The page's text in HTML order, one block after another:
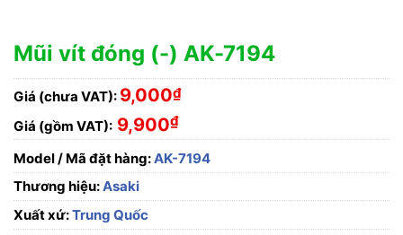
Mũi vít đóng (-) AK-7194
Giá (chưa VAT): 9,000₫
Giá (gồm VAT): 9,900₫
Model / Mã đặt hàng:AK-7194
Thương hiệu:Asaki
Xuất xứ:Trung Quốc